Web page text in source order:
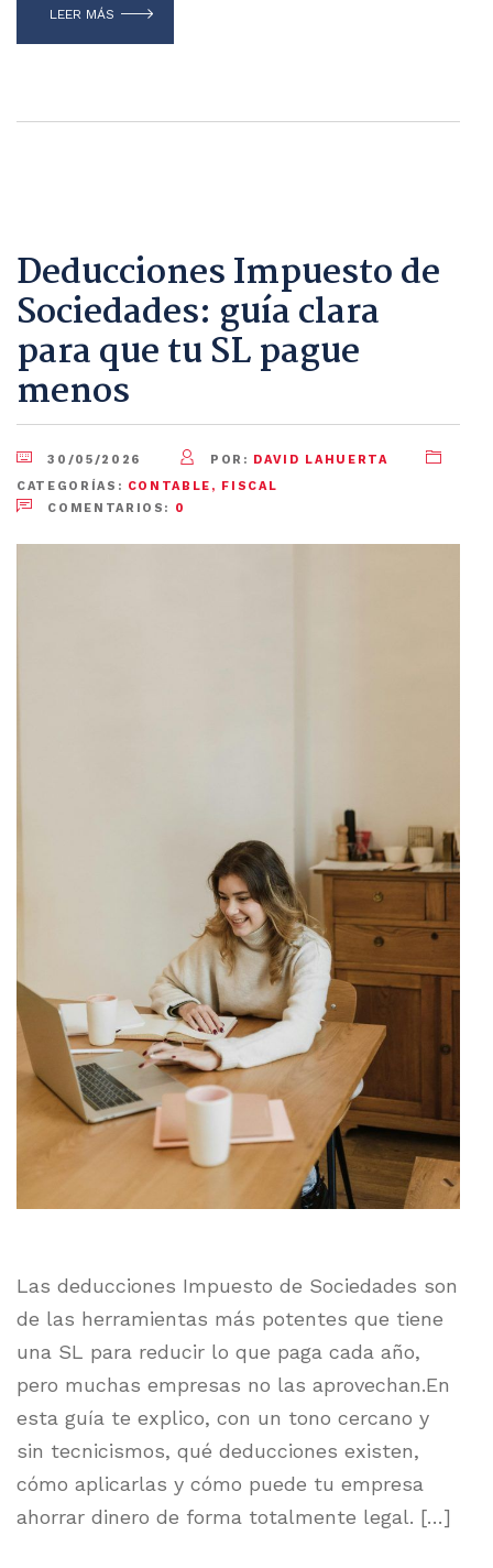
LEER MÁS
Deducciones Impuesto de
Sociedades: guía clara
para que tu SL pague
menos
30/05/2026 POR: DAVID LAHUERTA
CATEGORÍAS: CONTABLE , FISCAL
COMENTARIOS: 0
Las deducciones Impuesto de Sociedades son
de las herramientas más potentes que tiene
una SL para reducir lo que paga cada año,
pero muchas empresas no las aprovechan.En
esta guía te explico, con un tono cercano y
sin tecnicismos, qué deducciones existen,
cómo aplicarlas y cómo puede tu empresa
ahorrar dinero de forma totalmente legal. […]